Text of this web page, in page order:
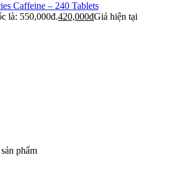
Caffeine – 240 Tablets
là: 550,000đ.420,000đGiá hiện tại
phẩm